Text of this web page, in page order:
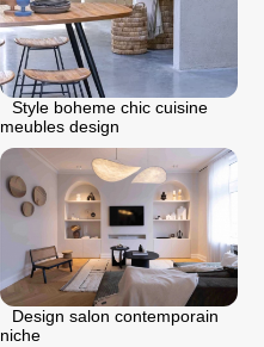
Style boheme chic cuisine
meubles design
Design salon contemporain
niche